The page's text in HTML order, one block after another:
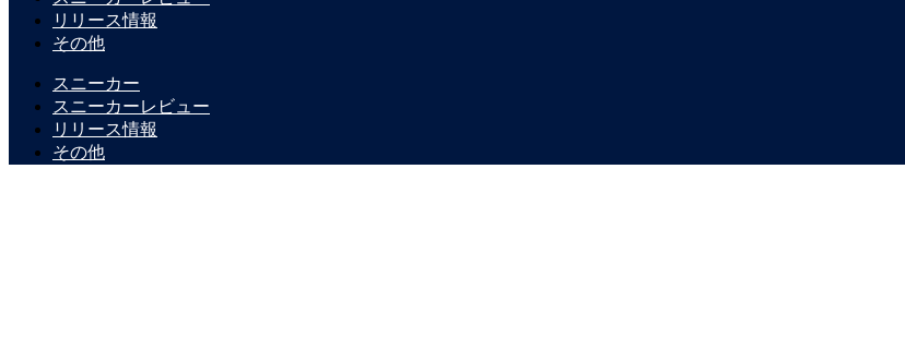
リリース情報
その他
スニーカー
スニーカーレビュー
リリース情報
その他